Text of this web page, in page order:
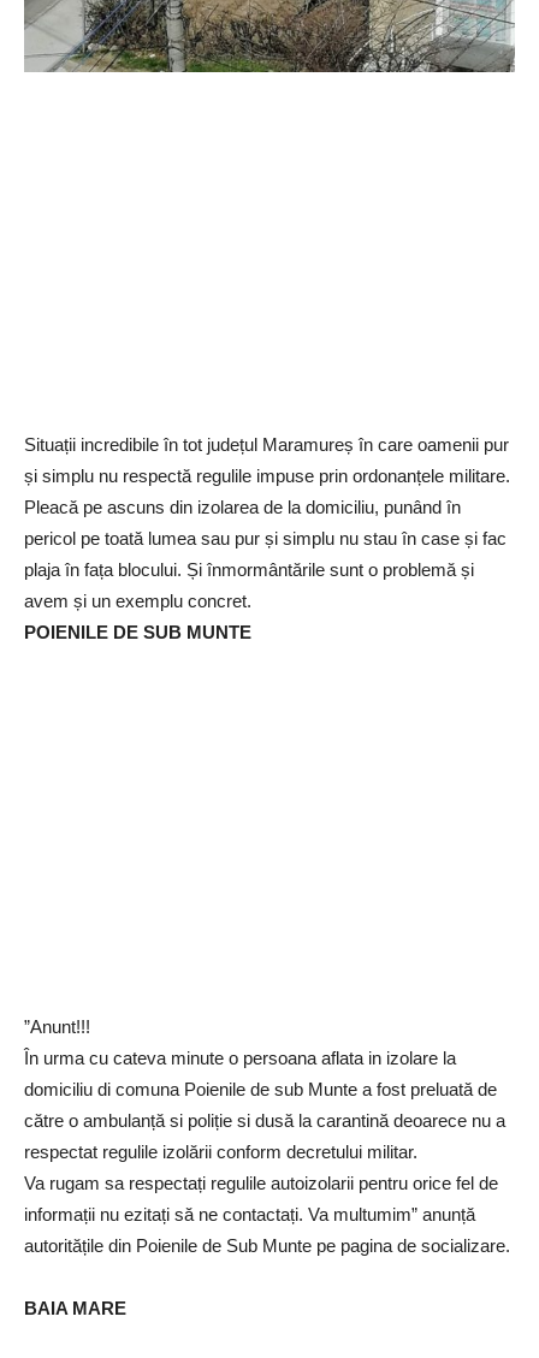
Situații incredibile în tot județul Maramureș în care oamenii pur
și simplu nu respectă regulile impuse prin ordonanțele militare.
Pleacă pe ascuns din izolarea de la domiciliu, punând în
pericol pe toată lumea sau pur și simplu nu stau în case și fac
plaja în fața blocului. Și înmormântările sunt o problemă și
avem și un exemplu concret.
POIENILE DE SUB MUNTE
”Anunt!!!
În urma cu cateva minute o persoana aflata in izolare la
domiciliu di comuna Poienile de sub Munte a fost preluată de
către o ambulanță si poliție si dusă la carantină deoarece nu a
respectat regulile izolării conform decretului militar.
Va rugam sa respectați regulile autoizolarii pentru orice fel de
informații nu ezitați să ne contactați. Va multumim” anunță
autoritățile din Poienile de Sub Munte pe pagina de socializare.
BAIA MARE